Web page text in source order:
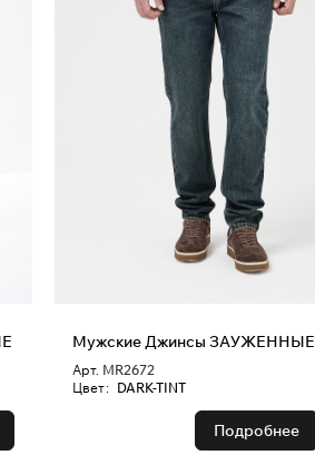
Мужские Джинсы ЗАУЖЕННЫЕ
Арт. MR2672
Цвет: DARK-TINT
Подробнее